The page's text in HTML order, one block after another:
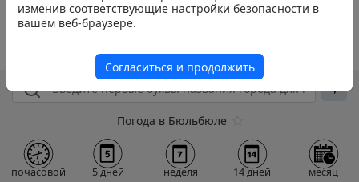
Погода в Бюльбюле
почасовой 5 дней неделя 14 дней месяц
изменив соответствующие настройки безопасности в
вашем веб-браузере.
Согласиться и продолжить